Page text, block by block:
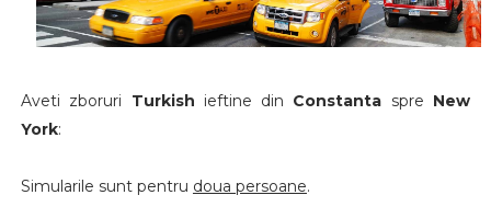
Aveti zboruri Turkish ieftine din Constanta spre New
York:
Simularile sunt pentru doua persoane.